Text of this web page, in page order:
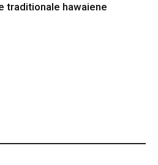
traditionale hawaiene